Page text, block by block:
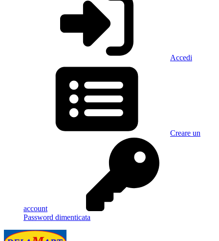
Accedi
Creare un
account
Password dimenticata